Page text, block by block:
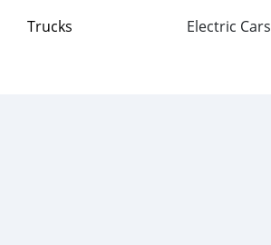
Trucks Electric Cars